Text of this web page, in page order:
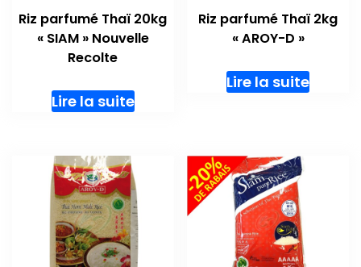
Riz parfumé Thaï 20kg
« SIAM » Nouvelle
Recolte
Lire la suite
Riz parfumé Thaï 2kg
« AROY-D »
Lire la suite